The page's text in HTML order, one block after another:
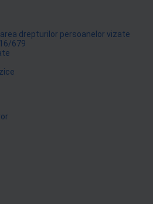
drepturilor persoanelor vizate
679